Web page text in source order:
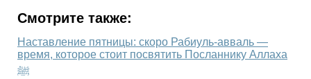
Смотрите также:
Наставление пятницы: скоро Рабиуль-авваль —
время, которое стоит посвятить Посланнику Аллаха
ﷺ